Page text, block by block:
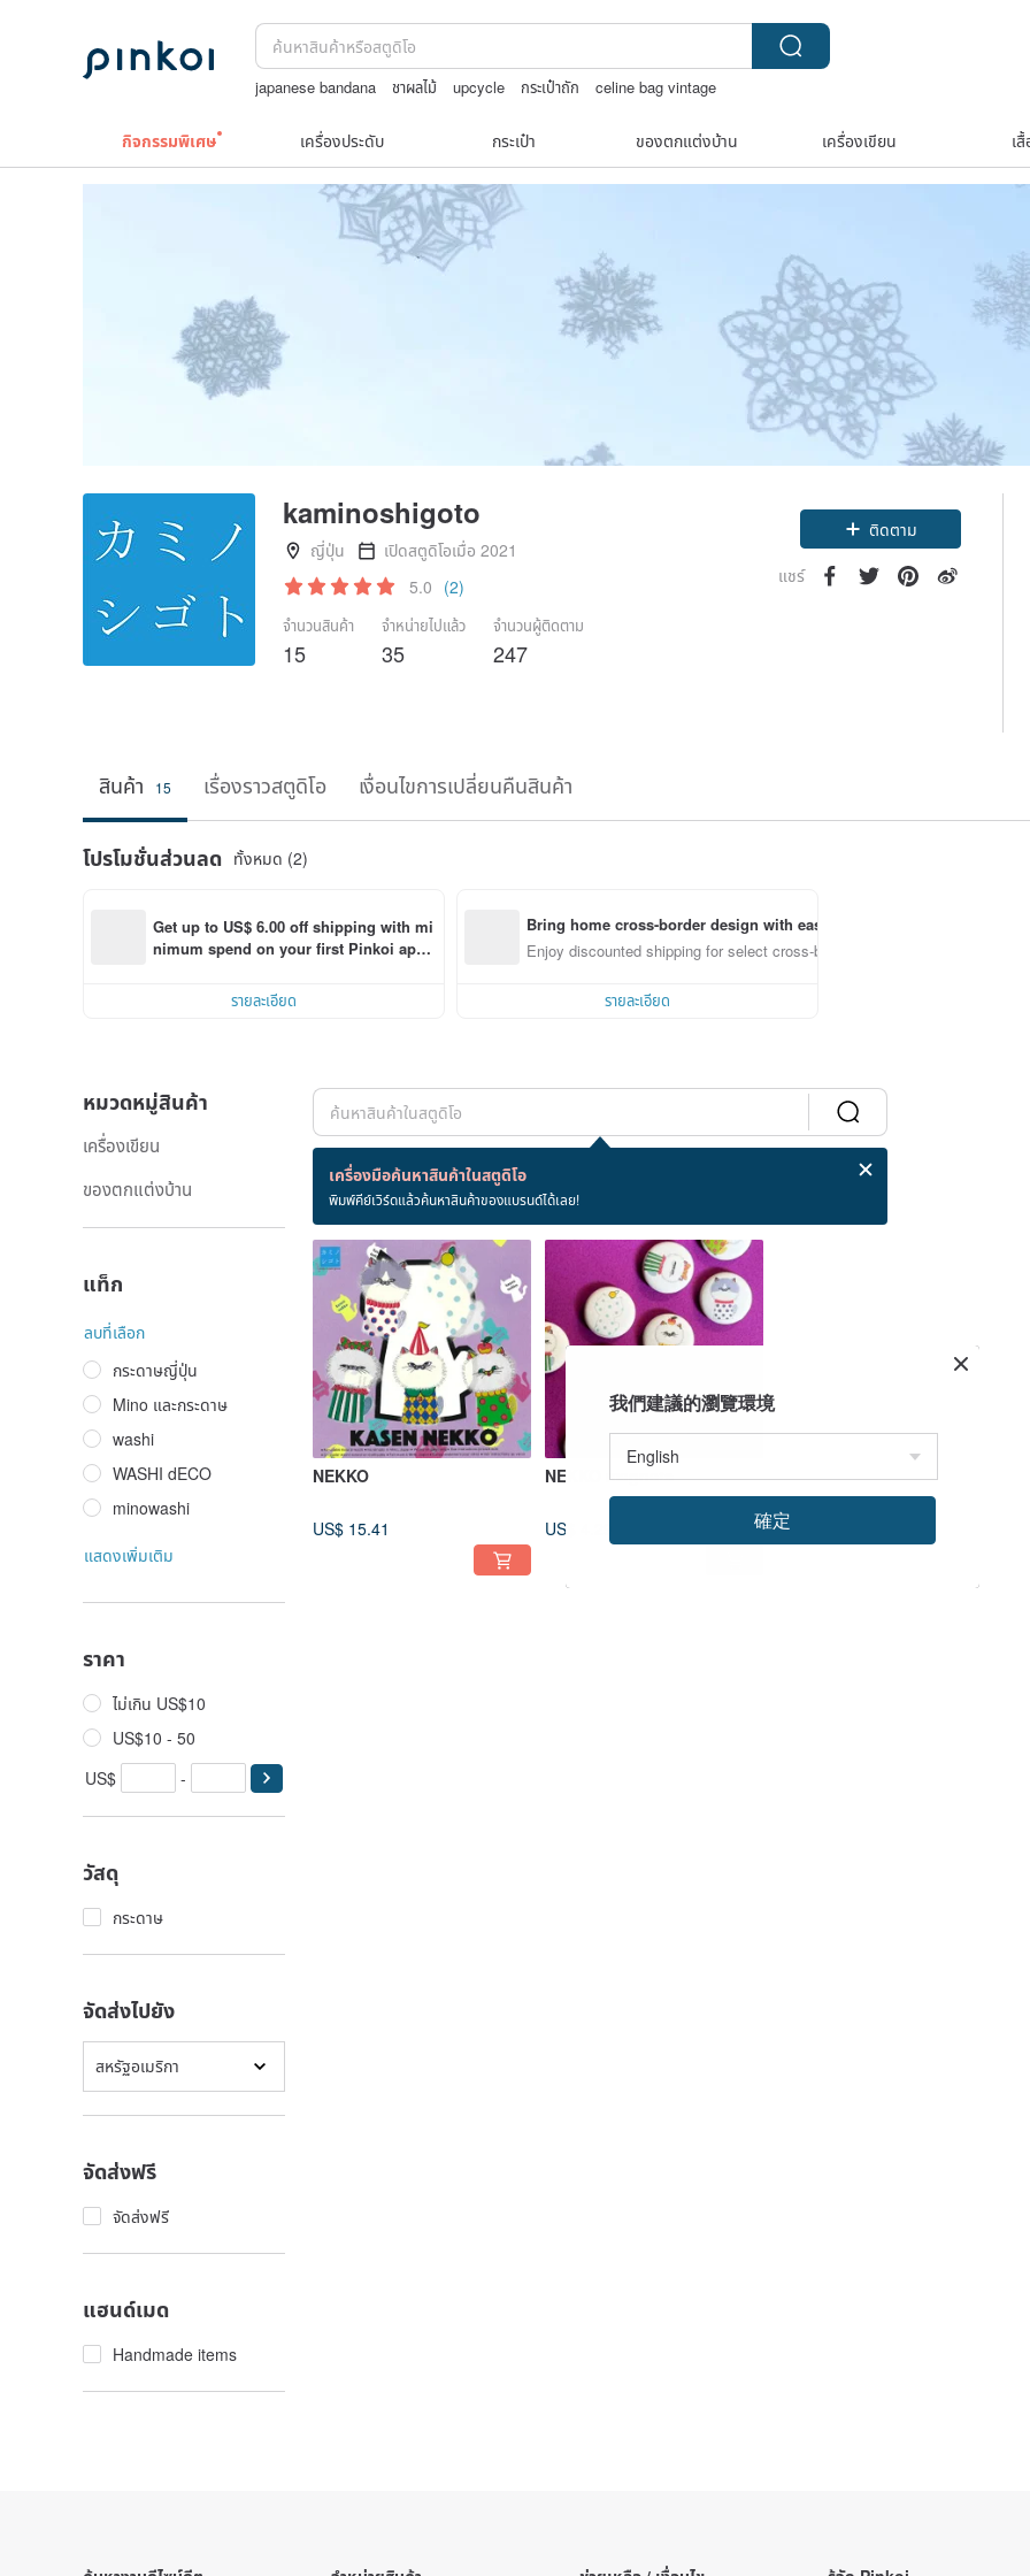
japanese bandana ชาผลไม้ upcycle กระเป๋าถัก
celine bag vintage
กิจกรรมพิเศษ เครื่องประดับ กระเป๋า ของตกแต่งบ้าน เครื่องเขียน เ
kaminoshigoto
ญี่ปุ่น
เปิดสตูดิโอเมื่อ 2021
5.0 (2)
จำนวนสินค้า
15
จำหน่ายไปแล้ว
35
จำนวนผู้ติดตาม
247
ติดตาม
แชร์
สินค้า 15 เรื่องราวสตูดิโอ เงื่อนไขการเปลี่ยนคืนสินค้า
โปรโมชั่นส่วนลด ทั้งหมด (2)
Get up to US$ 6.00 off shipping with mi
nimum spend on your first Pinkoi app
รายละเอียด
Bring home cross-border design with ease
Enjoy discounted shipping for select cross-border items
รายละเอียด
หมวดหมู่สินค้า
เครื่องเขียน
ของตกแต่งบ้าน
แท็ก
ลบที่เลือก
กระดาษญี่ปุ่น
Mino และกระดาษ
washi
WASHI dECO
minowashi
แสดงเพิ่มเติม
ราคา
ไม่เกิน US$10
US$10 - 50
US$
-
วัสดุ
กระดาษ
จัดส่งไปยัง
สหรัฐอเมริกา
จัดส่งฟรี
จัดส่งฟรี
แฮนด์เมด
Handmade items
เครื่องมือค้นหาสินค้าในสตูดิโอ
พิมพ์คีย์เวิร์ดแล้วค้นหาสินค้าของแบรนด์ได้เลย!
สินค้า 2 ชิ้น
แมว
NEKKO
US$ 15.41
NEKKO magnets
US$ 4.29
我們建議的瀏覽環境
確定